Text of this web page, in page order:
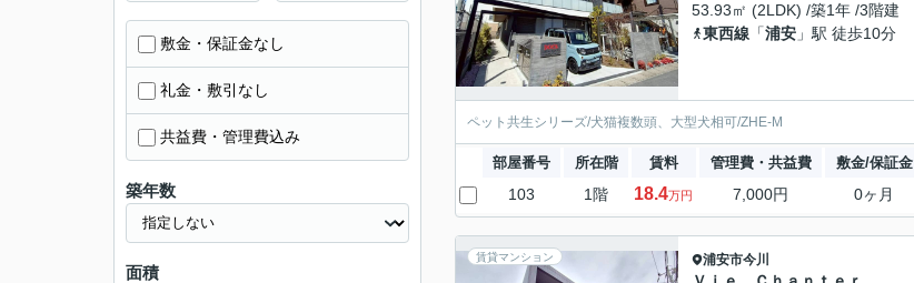
53.93㎡ (2LDK) /築1年 /3階建
東西線 「浦安 」駅 徒歩10分
ペット共生シリーズ/犬猫複数頭、大型犬相可/ZHE-M
部屋番号 所在階 賃料 管理費・共益費 敷金/保証金
103 1階 18.4万円 7,000円 0ヶ月
賃貸マンション 浦安市今川
敷金・保証金なし
礼金・敷引なし
共益費・管理費込み
築年数
面積